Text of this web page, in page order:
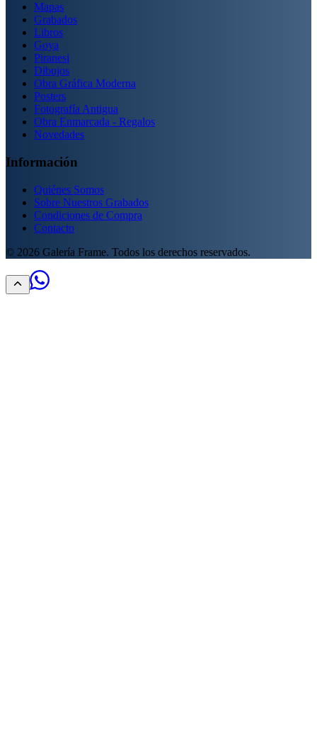
Mapas
Grabados
Libros
Goya
Piranesi
Dibujos
Obra Gráfica Moderna
Posters
Fotografía Antigua
Obra Enmarcada - Regalos
Novedades
Información
Quiénes Somos
Sobre Nuestros Grabados
Condiciones de Compra
Contacto
© 2026 Galería Frame. Todos los derechos reservados.